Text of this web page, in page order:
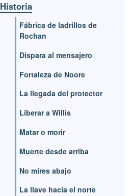
Historia
Fábrica de ladrillos de
Rochan
Dispara al mensajero
Fortaleza de Noore
La llegada del protector
Liberar a Willis
Matar o morir
Muerte desde arriba
No mires abajo
La llave hacia el norte